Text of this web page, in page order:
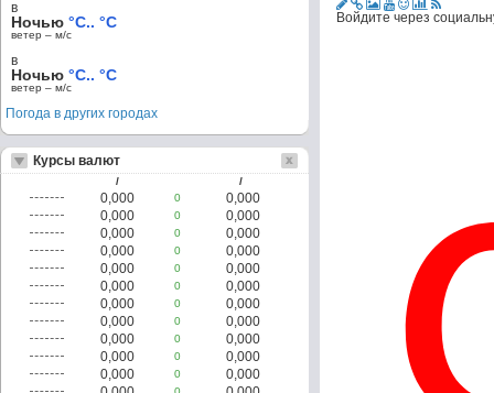
Войдите через
в
Ночью °C.. °C
ветер – м/c
в
Ночью °C.. °C
ветер – м/c
Погода в других городах
Курсы валют
/ /
0,000 0
0,000
0,000
0
0,000
0,000
0
0,000
0,000
0
0,000
0,000
0
0,000
0,000
0
0,000
0,000
0
0,000
0,000
0
0,000
0,000
0
0,000
0,000
0
0,000
0,000
0
0,000